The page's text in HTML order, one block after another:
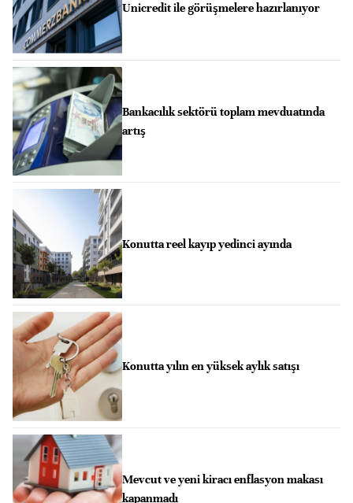
Unicredit ile görüşmelere hazırlanıyor
Bankacılık sektörü toplam mevduatında
artış
Konutta reel kayıp yedinci ayında
Konutta yılın en yüksek aylık satışı
Mevcut ve yeni kiracı enflasyon makası
kapanmadı